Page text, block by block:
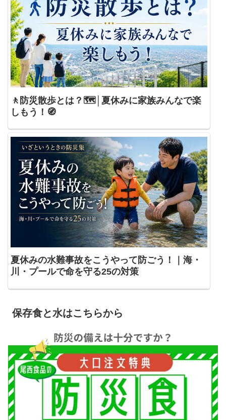
🚶防災散歩とは？🗺️│夏休みに家族みんなで楽
しもう！🧭
夏休みの水難事故をこうやって防ごう！｜海・
川・プールで命を守る25の対策
保存食と水はこちらから